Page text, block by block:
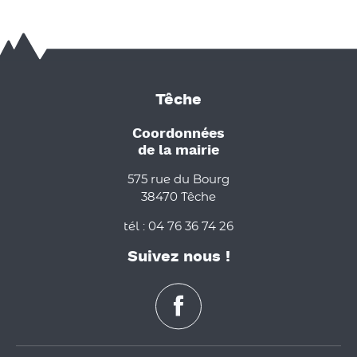
Têche
Coordonnées
de la mairie
575 rue du Bourg
38470 Têche
tél : 04 76 36 74 26
Suivez nous !